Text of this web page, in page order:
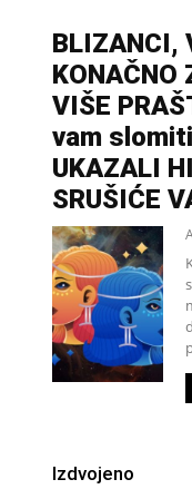
BLIZANCI,
KONAČNO
VIŠE
vam
UKAZALI
SRUŠIĆE
Izdvojeno